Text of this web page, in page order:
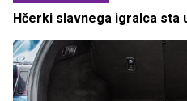
Hčerki slavnega igralca sta